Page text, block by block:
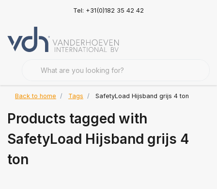
Tel: +31(0)182 35 42 42
Back to home Tags SafetyLoad Hijsband grijs 4 ton
Products tagged with
SafetyLoad Hijsband grijs 4
ton